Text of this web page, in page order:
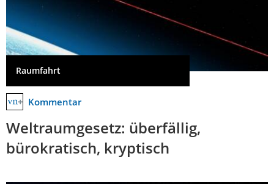
Raumfahrt
Kommentar
Weltraumgesetz: überfällig,
bürokratisch, kryptisch